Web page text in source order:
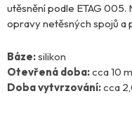
utěsnění podle ETAG
opravy netěsných spojů
odolná vůči UV záření a
nízkých teplotách.
technologie – 100% silikon
stárnutí, UV záření a
Báze:silikon
Otevřená doba:cca 10
Doba vytvrzování:cca